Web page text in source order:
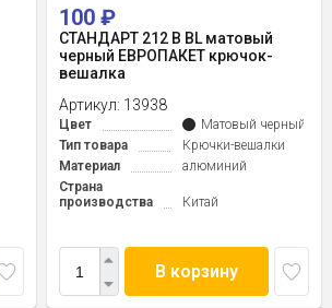
100 ₽
СТАНДАРТ 212 B BL матовый
черный ЕВРОПАКЕТ крючок-
вешалка
Артикул: 13938
Цвет
Матовый черный
Тип товара
Крючки-вешалки
Материал
алюминий
Страна
производства
Китай
В корзину